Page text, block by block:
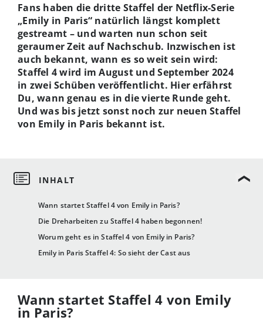
Wann startet Staffel 4 von Emily in Paris?
Die Dreharbeiten zu Staffel 4 haben begonnen!
Worum geht es in Staffel 4 von Emily in Paris?
Emily in Paris Staffel 4: So sieht der Cast aus
Fans haben die dritte Staffel der Netflix-Serie
„Emily in Paris“ natürlich längst komplett
gestreamt – und warten nun schon seit
geraumer Zeit auf Nachschub. Inzwischen ist
auch bekannt, wann es so weit sein wird:
Staffel 4 wird im August und September 2024
in zwei Schüben veröffentlicht. Hier erfährst
Du, wann genau es in die vierte Runde geht.
Und was bis jetzt sonst noch zur neuen Staffel
von Emily in Paris bekannt ist.
Wann startet Staffel 4 von Emily
in Paris?